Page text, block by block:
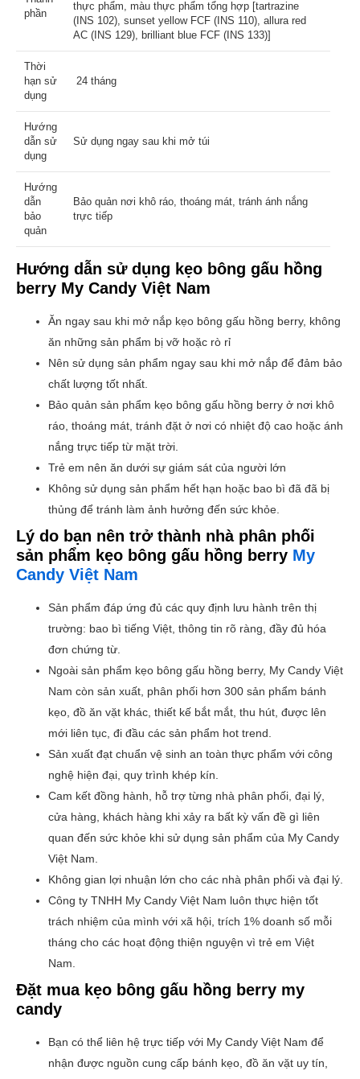
phần
thực phẩm, màu thực phẩm tổng hợp [tartrazine
(INS 102), sunset yellow FCF (INS 110), allura red
AC (INS 129), brilliant blue FCF (INS 133)]
Thời
hạn sử
dụng
24 tháng
Hướng
dẫn sử
dụng
Sử dụng ngay sau khi mở túi
Hướng
dẫn
bảo
quản
Bảo quản nơi khô ráo, thoáng mát, tránh ánh nắng
trực tiếp
Hướng dẫn sử dụng kẹo bông gấu hồng
berry My Candy Việt Nam
Ăn ngay sau khi mở nắp kẹo bông gấu hồng berry, không
ăn những sản phẩm bị vỡ hoặc rò rỉ
Nên sử dụng sản phẩm ngay sau khi mở nắp để đảm bảo
chất lượng tốt nhất.
Bảo quản sản phẩm kẹo bông gấu hồng berry ở nơi khô
ráo, thoáng mát, tránh đặt ở nơi có nhiệt độ cao hoặc ánh
nắng trực tiếp từ mặt trời.
Trẻ em nên ăn dưới sự giám sát của người lớn
Không sử dụng sản phẩm hết hạn hoặc bao bì đã đã bị
thủng để tránh làm ảnh hưởng đến sức khỏe.
Lý do bạn nên trở thành nhà phân phối
sản phẩm kẹo bông gấu hồng berry My
Candy Việt Nam
Sản phẩm đáp ứng đủ các quy định lưu hành trên thị
trường: bao bì tiếng Việt, thông tin rõ ràng, đầy đủ hóa
đơn chứng từ.
Ngoài sản phẩm kẹo bông gấu hồng berry, My Candy Việt
Nam còn sản xuất, phân phối hơn 300 sản phẩm bánh
kẹo, đồ ăn vặt khác, thiết kế bắt mắt, thu hút, được lên
mới liên tục, đi đầu các sản phẩm hot trend.
Sản xuất đạt chuẩn vệ sinh an toàn thực phẩm với công
nghệ hiện đại, quy trình khép kín.
Cam kết đồng hành, hỗ trợ từng nhà phân phối, đại lý,
cửa hàng, khách hàng khi xảy ra bất kỳ vấn đề gì liên
quan đến sức khỏe khi sử dụng sản phẩm của My Candy
Việt Nam.
Không gian lợi nhuận lớn cho các nhà phân phối và đại lý.
Công ty TNHH My Candy Việt Nam luôn thực hiện tốt
trách nhiệm của mình với xã hội, trích 1% doanh số mỗi
tháng cho các hoạt động thiện nguyện vì trẻ em Việt
Nam.
Đặt mua kẹo bông gấu hồng berry my
candy
Bạn có thể liên hệ trực tiếp với My Candy Việt Nam để
nhận được nguồn cung cấp bánh kẹo, đồ ăn vặt uy tín,